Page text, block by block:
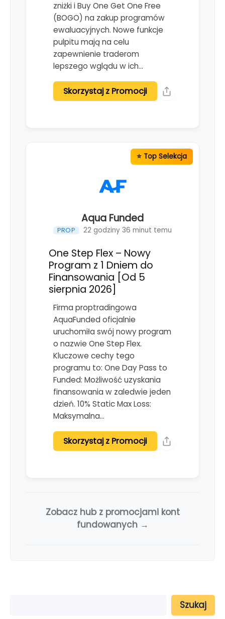
zniżki i Buy One Get One Free
(BOGO) na zakup programów
ewaluacyjnych. Nowe funkcje
pulpitu mają na celu
zapewnienie traderom
lepszego wglądu w ich…
Skorzystaj z Promocji
Aqua Funded
PROP 22 godziny 36 minut temu
One Step Flex – Nowy
Program z 1 Dniem do
Finansowania [Od 5
sierpnia 2026]
Firma proptradingowa
AquaFunded oficjalnie
uruchomiła swój nowy program
o nazwie One Step Flex.
Kluczowe cechy tego
programu to: One Day Pass to
Funded: Możliwość uzyskania
finansowania w zaledwie jeden
dzień. 10% Static Max Loss:
Maksymalna…
Skorzystaj z Promocji
Zobacz hub z promocjami kont
fundowanych →
Szukaj